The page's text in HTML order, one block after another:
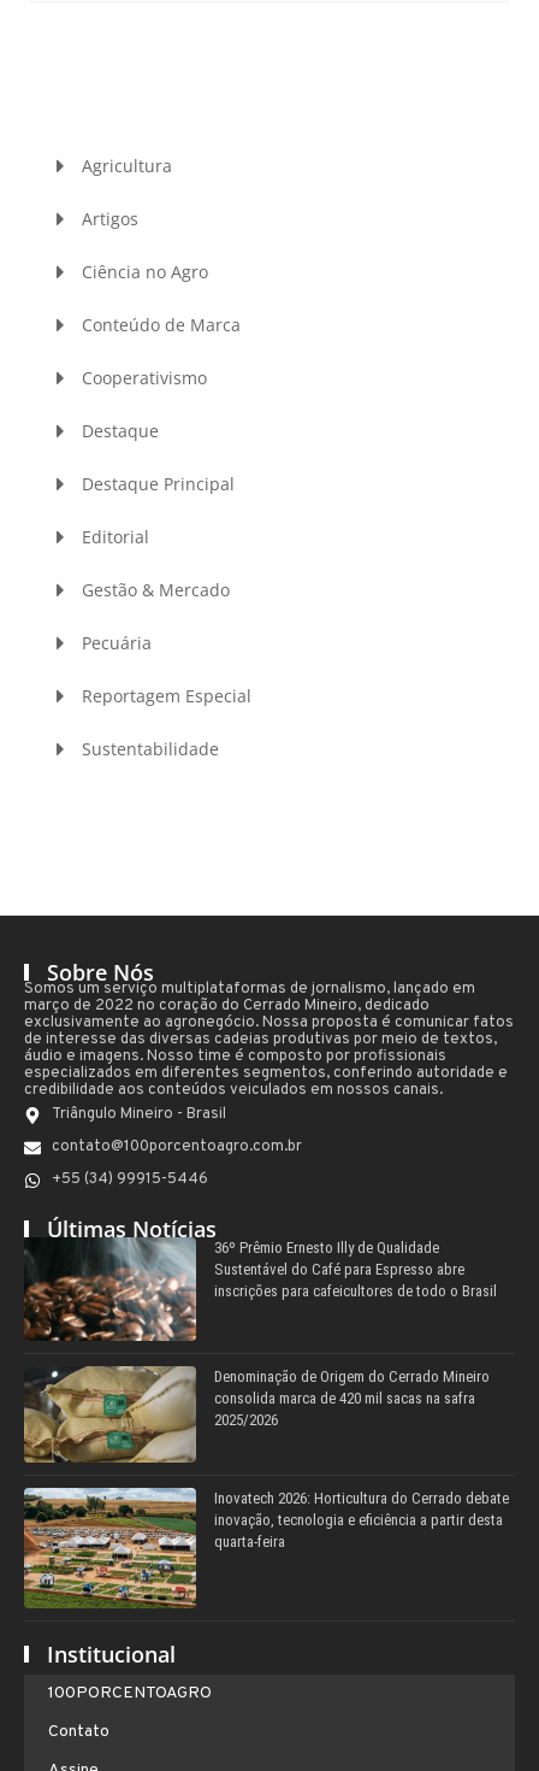
Agricultura
Artigos
Ciência no Agro
Conteúdo de Marca
Cooperativismo
Destaque
Destaque Principal
Editorial
Gestão & Mercado
Pecuária
Reportagem Especial
Sustentabilidade
Sobre Nós
Somos um serviço multiplataformas de jornalismo, lançado em
março de 2022 no coração do Cerrado Mineiro, dedicado
exclusivamente ao agronegócio. Nossa proposta é comunicar fatos
de interesse das diversas cadeias produtivas por meio de textos,
áudio e imagens. Nosso time é composto por profissionais
especializados em diferentes segmentos, conferindo autoridade e
credibilidade aos conteúdos veiculados em nossos canais.
Triângulo Mineiro - Brasil
contato@100porcentoagro.com.br
+55 (34) 99915-5446
Últimas Notícias
36º Prêmio Ernesto Illy de Qualidade
Sustentável do Café para Espresso abre
inscrições para cafeicultores de todo o Brasil
Denominação de Origem do Cerrado Mineiro
consolida marca de 420 mil sacas na safra
2025/2026
Inovatech 2026: Horticultura do Cerrado debate
inovação, tecnologia e eficiência a partir desta
quarta-feira
Institucional
100PORCENTOAGRO
Contato